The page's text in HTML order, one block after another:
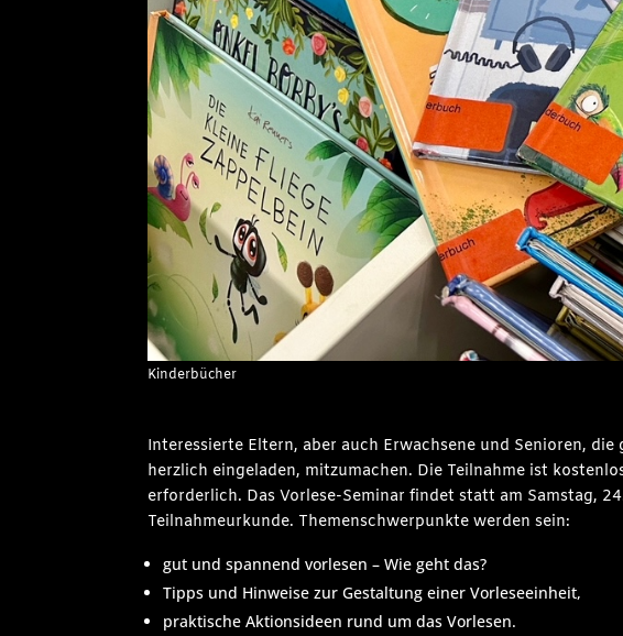
Kinderbücher
Interessierte Eltern, aber auch Erwachsene und Senioren,
herzlich eingeladen, mitzumachen. Die Teilnahme ist
erforderlich. Das Vorlese-Seminar findet statt am Samstag,
Teilnahmeurkunde. Themenschwerpunkte werden sein:
gut und spannend vorlesen – Wie geht das?
Tipps und Hinweise zur Gestaltung einer Vorleseeinheit,
praktische Aktionsideen rund um das Vorlesen.